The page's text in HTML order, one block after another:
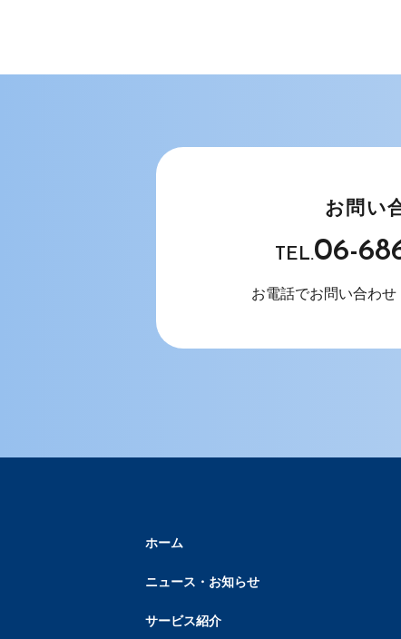
お問い
TEL.06-
お電話でお問い合わせ
ホーム
ニュース・お知らせ
サービス紹介